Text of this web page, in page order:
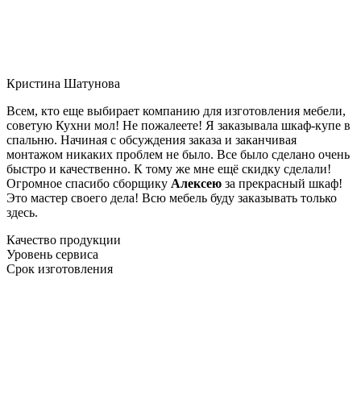
Кристина Шатунова
Всем, кто еще выбирает компанию для изготовления мебели,
советую Кухни мол! Не пожалеете! Я заказывала шкаф-купе в
спальню. Начиная с обсуждения заказа и заканчивая
монтажом никаких проблем не было. Все было сделано очень
быстро и качественно. К тому же мне ещё скидку сделали!
Огромное спасибо сборщику Алексею за прекрасный шкаф!
Это мастер своего дела! Всю мебель буду заказывать только
здесь.
Качество продукции
Уровень сервиса
Срок изготовления